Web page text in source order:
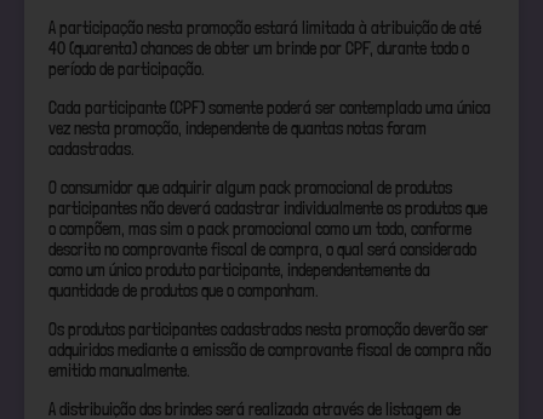
A participação nesta promoção estará limitada à atribuição de até
40 (quarenta) chances de obter um brinde por CPF, durante todo o
período de participação.
Cada participante (CPF) somente poderá ser contemplado uma única
vez nesta promoção, independente de quantas notas foram
cadastradas.
O consumidor que adquirir algum pack promocional de produtos
participantes não deverá cadastrar individualmente os produtos que
o compõem, mas sim o pack promocional como um todo, conforme
descrito no comprovante fiscal de compra, o qual será considerado
como um único produto participante, independentemente da
quantidade de produtos que o componham.
Os produtos participantes cadastrados nesta promoção deverão ser
adquiridos mediante a emissão de comprovante fiscal de compra não
emitido manualmente.
A distribuição dos brindes será realizada através de listagem de